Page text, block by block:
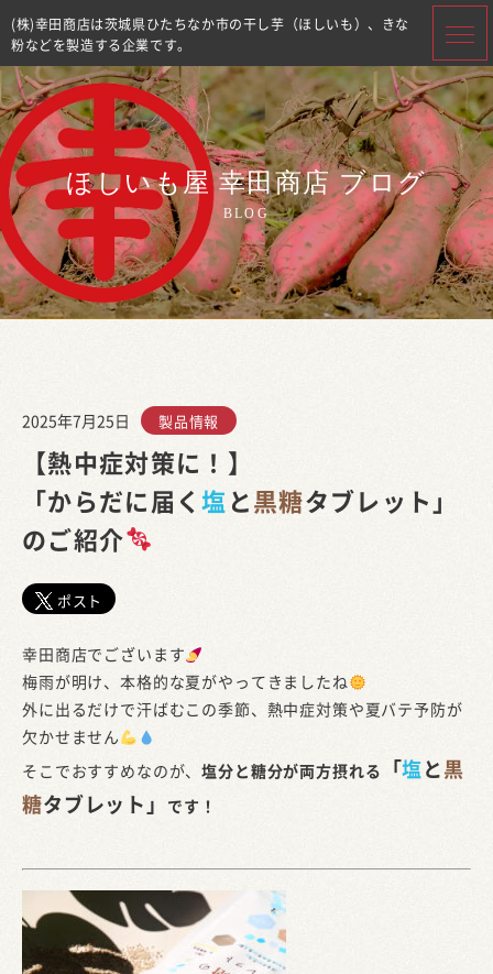
(株)幸田商店は茨城県ひたちなか市の干し芋（ほしいも）、きな
粉などを製造する企業です。
ほしいも屋 幸田商店 ブログ
BLOG
2025年7月25日 製品情報
【熱中症対策に！】
「からだに届く塩 と黒糖タブレット」
のご紹介
ポスト
幸田商店でございます
梅雨が明け、本格的な夏がやってきましたね
外に出るだけで汗ばむこの季節、熱中症対策や夏バテ予防が
欠かせません
そこでおすすめなのが、塩分と糖分が両方摂れる 「塩と黒
糖タブレット」 です！